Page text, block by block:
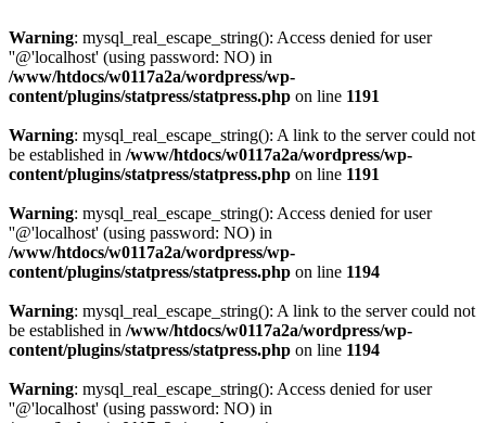
Warning: mysql_real_escape_string(): Access denied for user
''@'localhost' (using password: NO) in
/www/htdocs/w0117a2a/wordpress/wp-
content/plugins/statpress/statpress.php on line 1191
Warning: mysql_real_escape_string(): A link to the server could not
be established in /www/htdocs/w0117a2a/wordpress/wp-
content/plugins/statpress/statpress.php on line 1191
Warning: mysql_real_escape_string(): Access denied for user
''@'localhost' (using password: NO) in
/www/htdocs/w0117a2a/wordpress/wp-
content/plugins/statpress/statpress.php on line 1194
Warning: mysql_real_escape_string(): A link to the server could not
be established in /www/htdocs/w0117a2a/wordpress/wp-
content/plugins/statpress/statpress.php on line 1194
Warning: mysql_real_escape_string(): Access denied for user
''@'localhost' (using password: NO) in